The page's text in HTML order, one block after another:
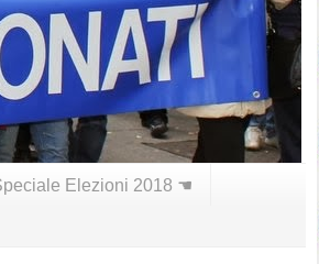
Elezioni 2018 ☚